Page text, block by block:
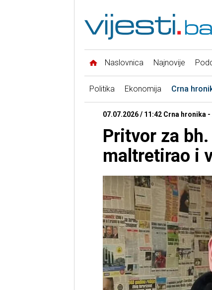
Naslovnica Najnovije
Politika Ekonomija Crna
07.07.2026 / 11:42 Crna hronika
Pritvor za
maltretirao i